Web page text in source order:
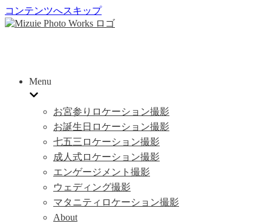
コンテンツへスキップ
Menu
お宮参りロケーション撮影
お誕生日ロケーション撮影
七五三ロケーション撮影
成人式ロケーション撮影
エンゲージメント撮影
ウェディング撮影
マタニティロケーション撮影
About